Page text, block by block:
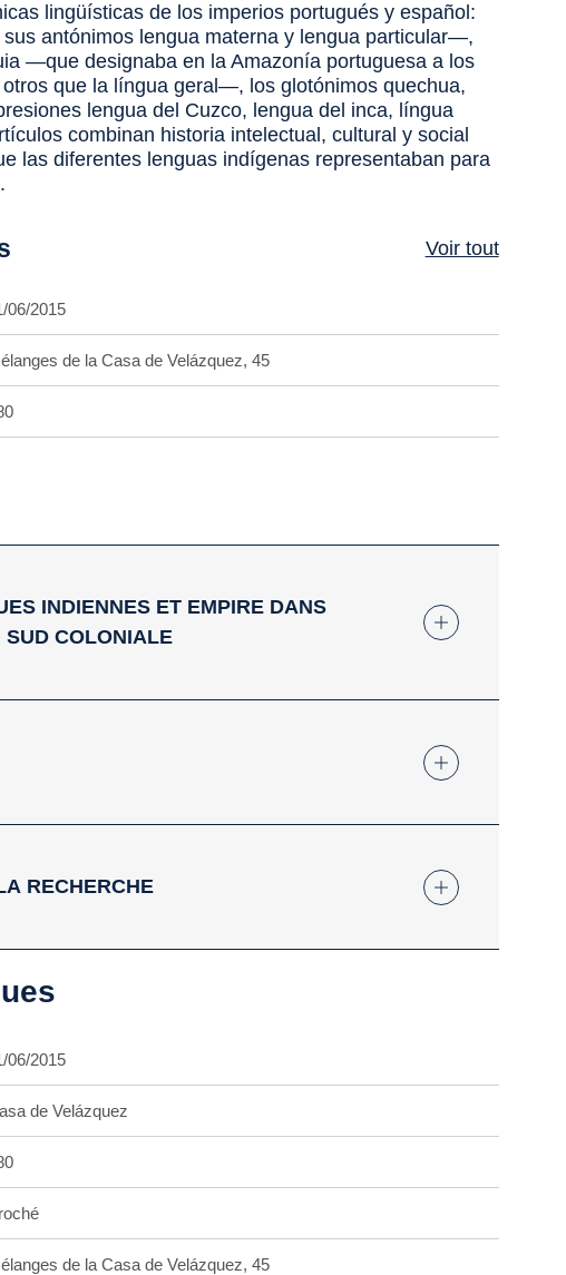
lingüísticas de los imperios portugués y español:
antónimos lengua materna y lengua particular—,
—que designaba en la Amazonía portuguesa a los
que la língua geral—, los glotónimos quechua,
lengua del Cuzco, lengua del inca, língua
combinan historia intelectual, cultural y social
las diferentes lenguas indígenas representaban para
Voir tout
06/2015
de la Casa de Velázquez, 45
INDIENNES ET EMPIRE DANS
SUD COLONIALE
RECHERCHE
06/2015
de Velázquez
de la Casa de Velázquez, 45